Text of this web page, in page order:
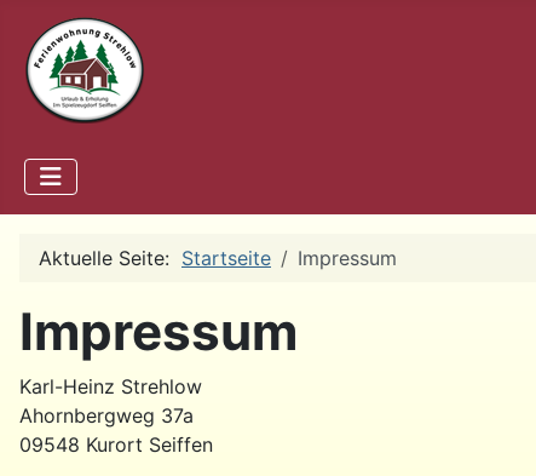
Aktuelle Seite: Startseite Impressum
Impressum
Karl-Heinz Strehlow
Ahornbergweg 37a
09548 Kurort Seiffen